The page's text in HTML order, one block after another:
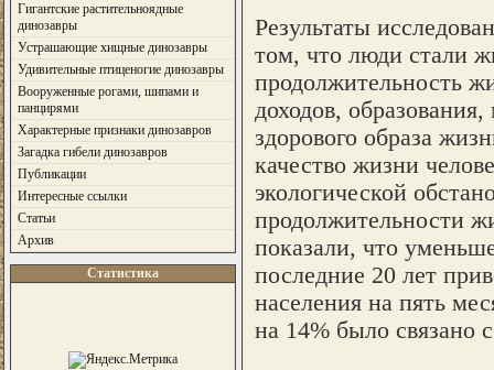
Гигантские растительноядные
динозавры
Устрашающие хищные динозавры
Удивительные птиценогие динозавры
Вооруженные рогами, шипами и
панцирями
Характерные признаки динозавров
Загадка гибели динозавров
Публикации
Интересные ссылки
Статьи
Архив
Статистика
Результаты
том, что люди стали
продолжительность
доходов,
здорового образа
качество жизни
экологической
продолжительности
показали, что
последние 20 лет
населения на пять
на 14% было связано